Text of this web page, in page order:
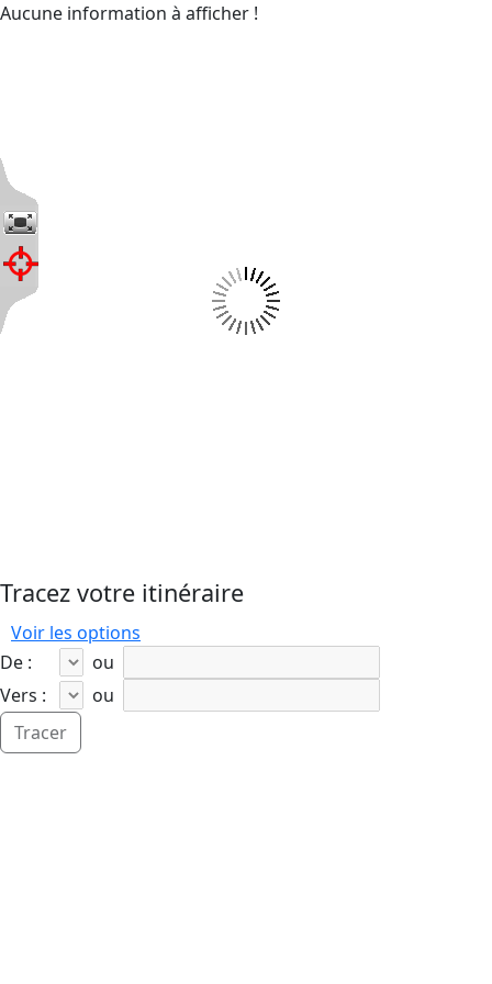
Aucune information à afficher !
Tracez votre itinéraire
Voir les options
De :
ou
Vers :
ou